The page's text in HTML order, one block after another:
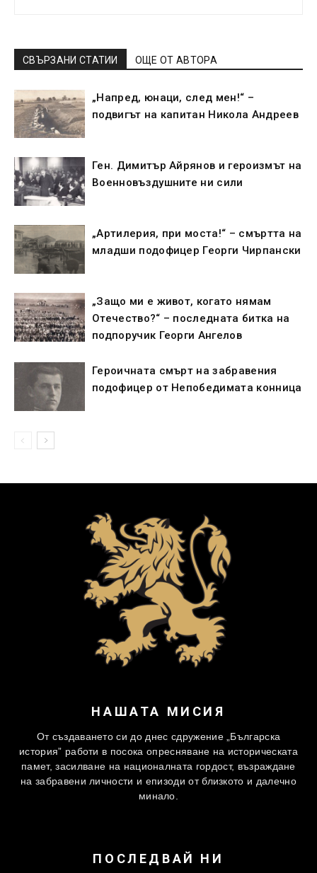
СВЪРЗАНИ СТАТИИ ОЩЕ ОТ АВТОРА
„Напред, юнаци, след мен!“ –
подвигът на капитан Никола Андреев
Ген. Димитър Айрянов и героизмът на
Военновъздушните ни сили
„Артилерия, при моста!“ – смъртта на
младши подофицер Георги Чирпански
„Защо ми е живот, когато нямам
Отечество?“ – последната битка на
подпоручик Георги Ангелов
Героичната смърт на забравения
подофицер от Непобедимата конница
НАШАТА МИСИЯ
От създаването си до днес сдружение „Българска
история” работи в посока опресняване на историческата
памет, засилване на националната гордост, възраждане
на забравени личности и епизоди от близкото и далечно
минало.
ПОСЛЕДВАЙ НИ